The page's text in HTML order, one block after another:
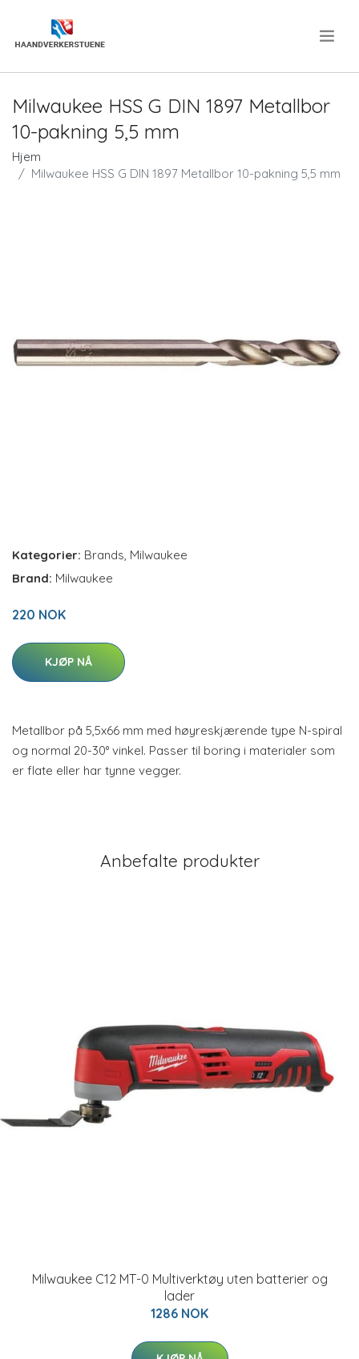
Milwaukee HSS G DIN 1897 Metallbor
10-pakning 5,5 mm
Hjem
Milwaukee HSS G DIN 1897 Metallbor 10-pakning 5,5 mm
Kategorier: Brands, Milwaukee
Brand: Milwaukee
220 NOK
KJØP NÅ
Metallbor på 5,5x66 mm med høyreskjærende type N-spiral
og normal 20-30° vinkel. Passer til boring i materialer som
er flate eller har tynne vegger.
Anbefalte produkter
Milwaukee C12 MT-0 Multiverktøy uten batterier og
lader
1286 NOK